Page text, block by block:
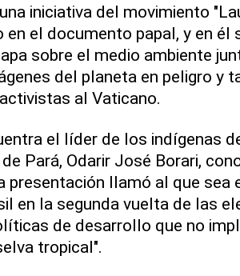
iniciativa del movimiento
en el documento papal, y en él
sobre el medio ambiente
del planeta en peligro y
al Vaticano.
el líder de los indígenas
Pará, Odarir José Borari,
presentación llamó al que sea
en la segunda vuelta de las
de desarrollo que no
tropical".